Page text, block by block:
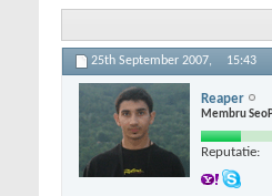
25th September 2007, 15:43
Reaper
Membru
Reputatie: